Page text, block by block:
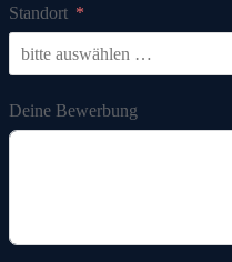
Standort
Deine Bewerbung